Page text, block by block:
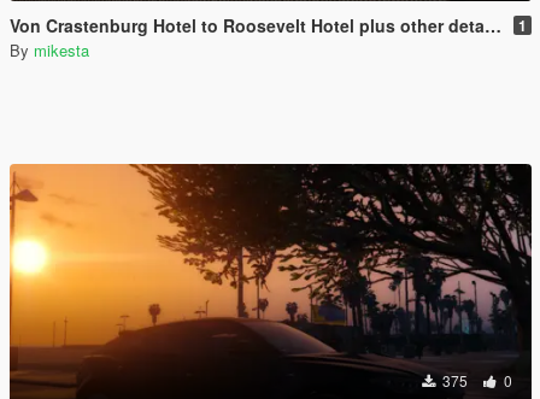
Von Crastenburg Hotel to Roosevelt Hotel plus other details 1
By mikesta
375 0